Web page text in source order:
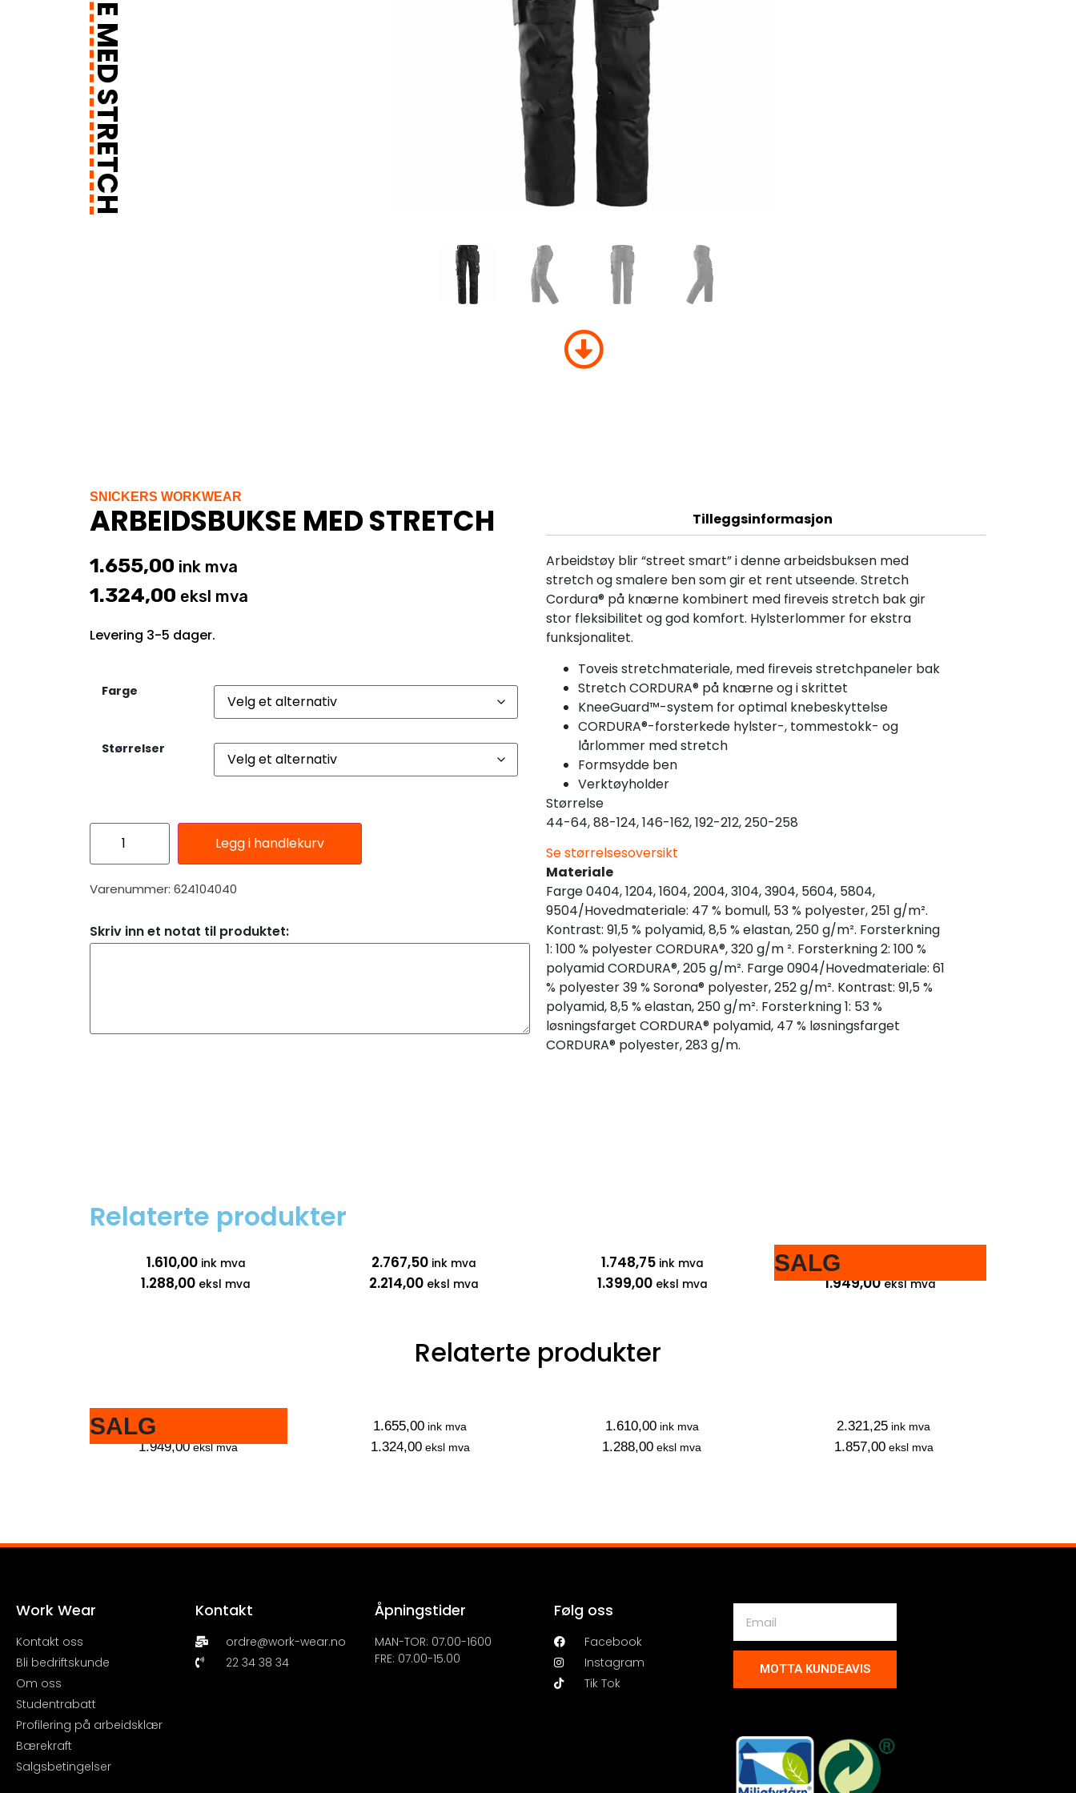
SNICKERS WORKWEAR
ARBEIDSBUKSE MED STRETCH
1.655,00 ink mva
1.324,00 eksl mva
Levering 3-5 dager.
Farge
Størrelser
Legg i handlekurv
Varenummer: 624104040
Skriv inn et notat til produktet:
Tilleggsinformasjon
Arbeidstøy blir “street smart” i denne arbeidsbuksen med
stretch og smalere ben som gir et rent utseende. Stretch
Cordura® på knærne kombinert med fireveis stretch bak gir
stor fleksibilitet og god komfort. Hylsterlommer for ekstra
funksjonalitet.
Toveis stretchmateriale, med fireveis stretchpaneler bak
Stretch CORDURA® på knærne og i skrittet
KneeGuard™-system for optimal knebeskyttelse
CORDURA®-forsterkede hylster-, tommestokk- og
lårlommer med stretch
Formsydde ben
Verktøyholder
Størrelse
44-64, 88-124, 146-162, 192-212, 250-258
Se størrelsesoversikt
Materiale
Farge 0404, 1204, 1604, 2004, 3104, 3904, 5604, 5804,
9504/Hovedmateriale: 47 % bomull, 53 % polyester, 251 g/m².
Kontrast: 91,5 % polyamid, 8,5 % elastan, 250 g/m². Forsterkning
1: 100 % polyester CORDURA®, 320 g/m ². Forsterkning 2: 100 %
polyamid CORDURA®, 205 g/m². Farge 0904/Hovedmateriale: 61
% polyester 39 % Sorona® polyester, 252 g/m². Kontrast: 91,5 %
polyamid, 8,5 % elastan, 250 g/m². Forsterkning 1: 53 %
løsningsfarget CORDURA® polyamid, 47 % løsningsfarget
CORDURA® polyester, 283 g/m.
Relaterte produkter
1.610,00ink mva
1.288,00 eksl mva
2.767,50 ink mva
2.214,00 eksl mva
1.748,75ink mva
1.399,00eksl mva
SALG2.436,25
1.949,00eksl mva
Relaterte produkter
SALG2.436,25
1.949,00eksl mva
1.655,00 ink mva
1.324,00eksl mva
1.610,00ink mva
1.288,00 eksl mva
2.321,25 ink mva
1.857,00eksl mva
Work Wear
Kontakt oss
Bli bedriftskunde
Om oss
Studentrabatt
Profilering på arbeidsklær
Bærekraft
Salgsbetingelser
Kontakt
ordre@work-wear.no
22 34 38 34
Åpningstider
MAN-TOR: 07.00-1600
FRE: 07.00-15.00
Følg oss
Facebook
Instagram
Tik Tok
MOTTA KUNDEAVIS